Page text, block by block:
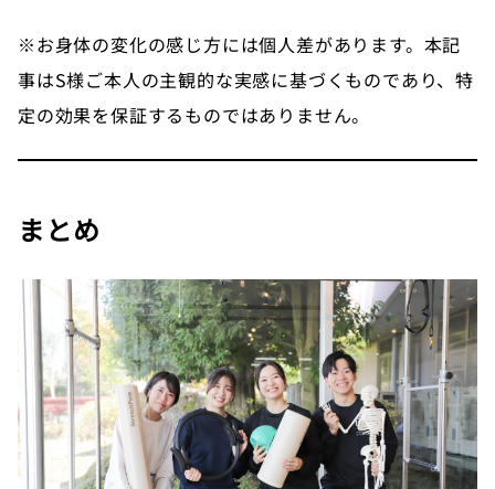
※お身体の変化の感じ方には個人差があります。本記
事はS様ご本人の主観的な実感に基づくものであり、特
定の効果を保証するものではありません。
まとめ